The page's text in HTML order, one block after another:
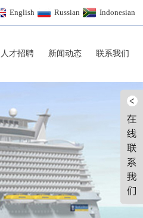
English Russian Indonesian
人才招聘 新闻动态 联系我们